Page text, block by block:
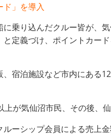
ド」を導入
乗り込んだクルー皆が、
定義づけ、ポイントカー
宿泊施設など市内にある
が気仙沼市民、その後、
ーシップ会員による売上